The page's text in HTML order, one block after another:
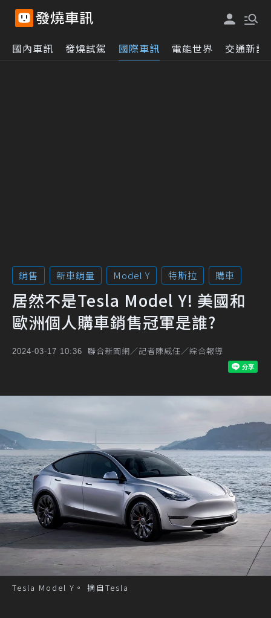
國內車訊 發燒試駕 國際車訊 電能世界 交通新訊
銷售 新車銷量 Model Y 特斯拉 購車
居然不是Tesla Model Y! 美國和
歐洲個人購車銷售冠軍是誰?
2024-03-17 10:36 聯合新聞網／記者陳威任／綜合報導
Tesla Model Y。 摘自Tesla